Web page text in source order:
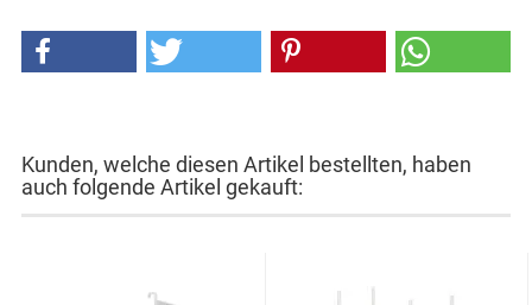
Kunden, welche diesen Artikel bestellten, haben
auch folgende Artikel gekauft: